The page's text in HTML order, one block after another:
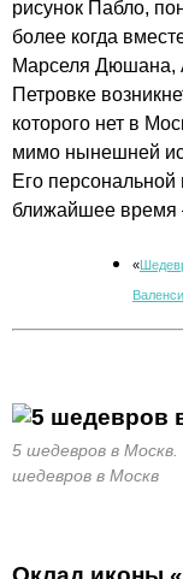
рисунок Пабло,
более когда
Марселя Дюшана,
Петровке
которого нет в
мимо нынешней
Его
ближайшее время
«
5 шедевров в
шедевров в Москв